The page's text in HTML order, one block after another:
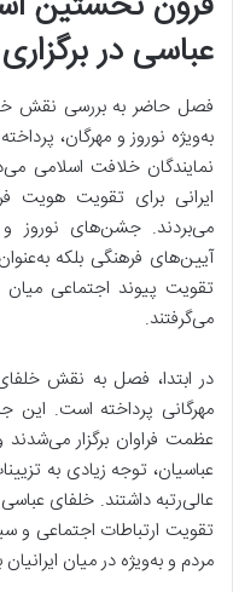
عباسی در
فصل حاضر به بررسی نقش
به‌ویژه نوروز و مهرگان،
نمایندگان خلافت اسلامی
ایرانی برای تقویت
می‌بردند. جشن‌های نوروز و
آیین‌های فرهنگی بلکه
تقویت پیوند اجتماعی
می‌گرفتند.
در ابتدا، فصل به نقش
مهرگانی پرداخته است. این
عظمت فراوان برگزار
عباسیان، توجه زیادی به
عالی‌رتبه داشتند. خلفای
تقویت ارتباطات اجتماعی و
مردم و به‌ویژه در میان ایرانیان